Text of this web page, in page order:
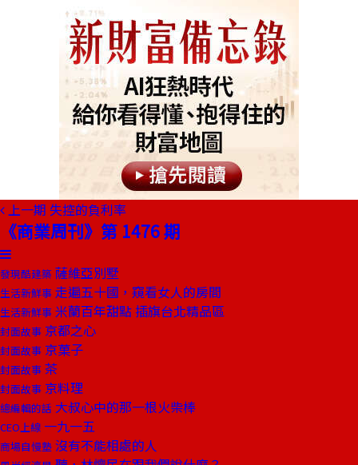
上一期 失控的負利率
《商業周刊》第 1476 期
發現酷建築 薩維亞別墅
生活新鮮事 走遍五十國，窺看女人的房間
生活新鮮事 米蘭百年甜點 插旗台北精品區
封面故事 京都之心
封面故事 京菓子
封面故事 茶
封面故事 京料理
總編輯的話 大叔心中的那一根火柴棒
CEO上線 一九一五
商場自慢塾 沒有不能相處的人